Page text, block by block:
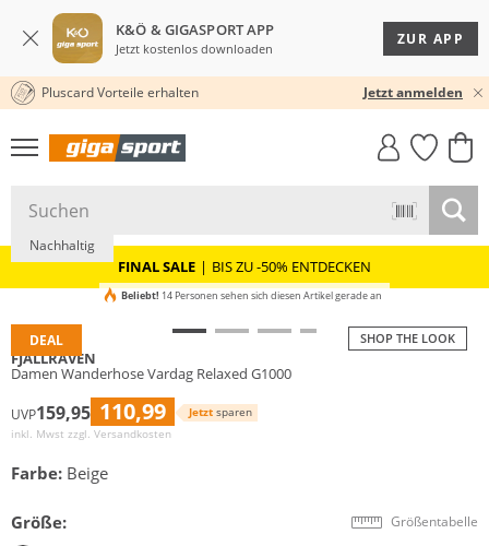
K&Ö & GIGASPORT APP
Jetzt kostenlos downloaden
ZUR APP
★★★★★ 4,8 / 5,0 STERNE
Pluscard Vorteile erhalten Jetzt anmelden
GIGASTYLE
FAHRRAD­
MUST-HAVE
FINAL SALE | BIS ZU -50% ENTDECKEN
SHOP THE LOOK
DEAL
Nachhaltig
Beliebt! 14 Personen sehen sich diesen Artikel gerade an
FJÄLLRÄVEN
Damen Wanderhose Vardag Relaxed G1000
UVP159,95 110,99 Jetzt sparen
inkl. Mwst zzgl. Versandkosten
Farbe: Beige
Größe: Größentabelle